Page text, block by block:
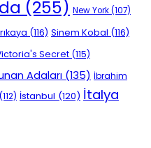
(255) New York(107)
(116) Sinem Kobal (116)
Secret (115)
Adaları (135) İbrahim
(112) İstanbul (120) İtalya